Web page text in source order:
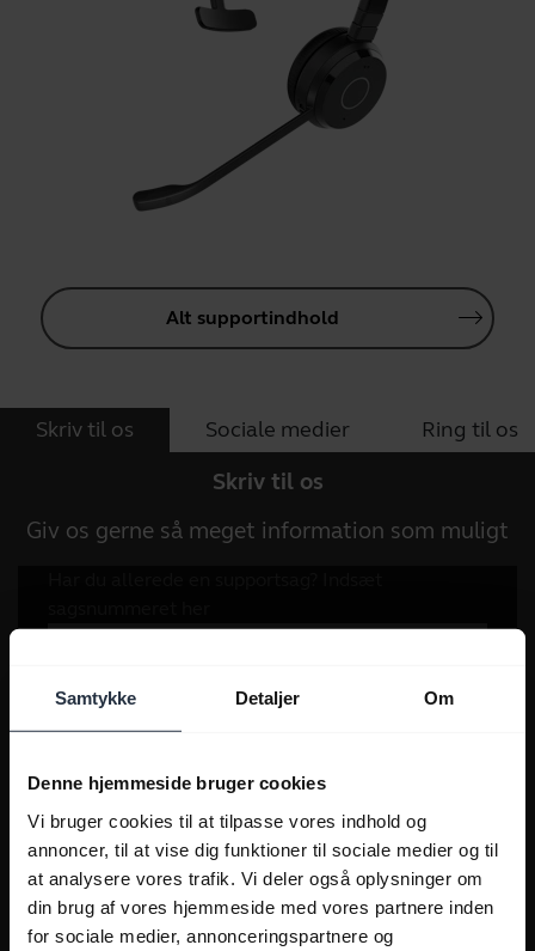
Samtykke Detaljer Om
Denne hjemmeside bruger cookies
Vi bruger cookies til at tilpasse vores indhold og
annoncer, til at vise dig funktioner til sociale medier og til
at analysere vores trafik. Vi deler også oplysninger om
din brug af vores hjemmeside med vores partnere inden
for sociale medier, annonceringspartnere og
Alt supportindhold
Skriv til os Sociale medier Ring til os
Skriv til os
Giv os gerne så meget information som muligt